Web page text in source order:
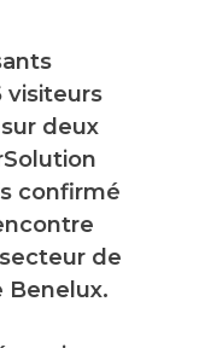
visiteurs
deux
confirmé
de
Benelux.